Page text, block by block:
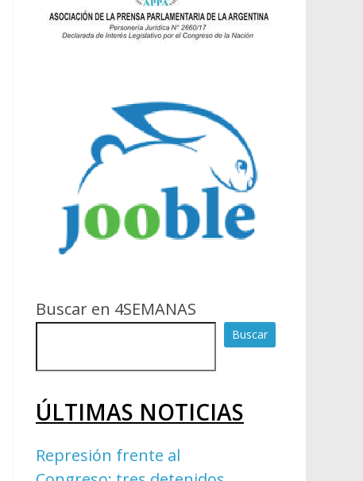
Buscar en 4SEMANAS
Buscar
ÚLTIMAS NOTICIAS
Represión frente al